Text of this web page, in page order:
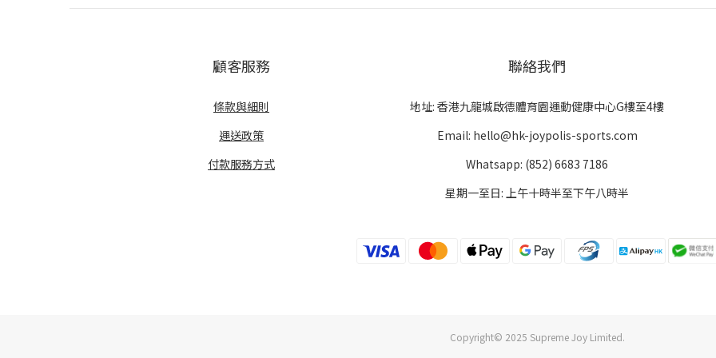
顧客服務
條款與細則
運送政策
付款服務方式
聯絡我們
地址: 香港九龍城啟德體育園運動健康中心G樓至4樓
Email: hello@hk-joypolis-sports.com
Whatsapp: (852) 6683 7186
星期一至日: 上午十時半至下午八時半
Copyright© 2025 Supreme Joy Limited.